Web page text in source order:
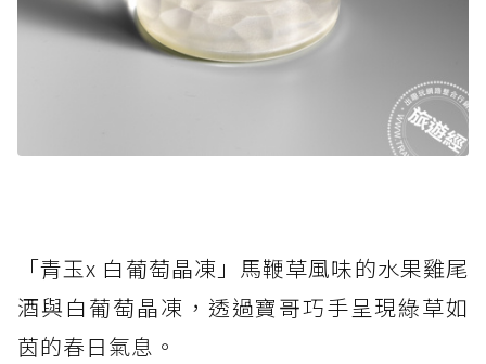
「青玉x 白葡萄晶凍」馬鞭草風味的水果雞尾
酒與白葡萄晶凍，透過寶哥巧手呈現綠草如
茵的春日氣息。